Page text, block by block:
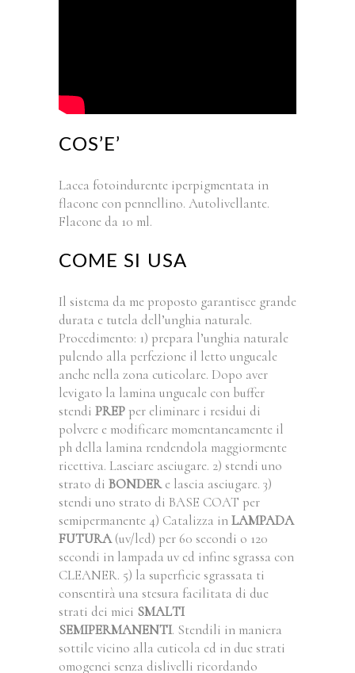
COS’E’
Lacca fotoindurente iperpigmentata in
flacone con pennellino. Autolivellante.
Flacone da 10 ml.
COME SI USA
Il sistema da me proposto garantisce grande
durata e tutela dell’unghia naturale.
Procedimento: 1) prepara l’unghia naturale
pulendo alla perfezione il letto ungueale
anche nella zona cuticolare. Dopo aver
levigato la lamina ungueale con buffer
stendi PREP per eliminare i residui di
polvere e modificare momentaneamente il
ph della lamina rendendola maggiormente
ricettiva. Lasciare asciugare. 2) stendi uno
strato di BONDERe lascia asciugare. 3)
stendi uno strato di BASE COAT per
semipermanente 4) Catalizza inLAMPADA
FUTURA(uv/led) per 60 secondi o 120
secondi in lampada uv ed infine sgrassa con
CLEANER. 5) la superficie sgrassata ti
consentirà una stesura facilitata di due
strati dei miei SMALTI
SEMIPERMANENTI. Stendili in maniera
sottile vicino alla cuticola ed in due strati
omogenei senza dislivelli ricordando